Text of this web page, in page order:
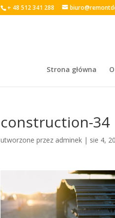
+ 48 512 341 288
Strona główna
construction-34
utworzone przez adminek | sie 4,